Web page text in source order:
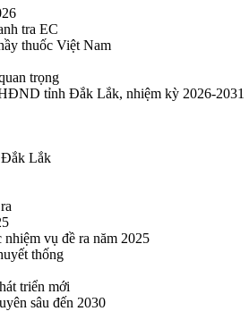
tra EC
thuốc Việt Nam
trọng
tỉnh Đắk Lắk, nhiệm kỳ 2026-2031
Đắk Lắk
vụ đề ra năm 2025
thống
triển mới
sâu đến 2030